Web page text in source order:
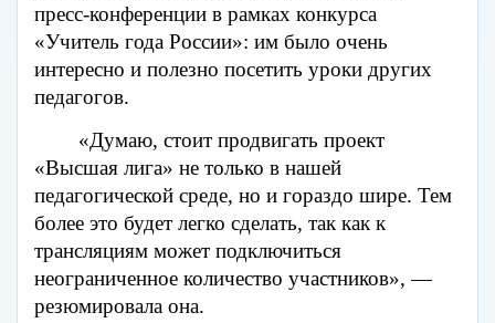
пресс-конференции в рамках конкурса
«Учитель года России»: им было очень
интересно и полезно посетить уроки других
педагогов.
«Думаю, стоит продвигать проект
«Высшая лига» не только в нашей
педагогической среде, но и гораздо шире. Тем
более это будет легко сделать, так как к
трансляциям может подключиться
неограниченное количество участников», —
резюмировала она.